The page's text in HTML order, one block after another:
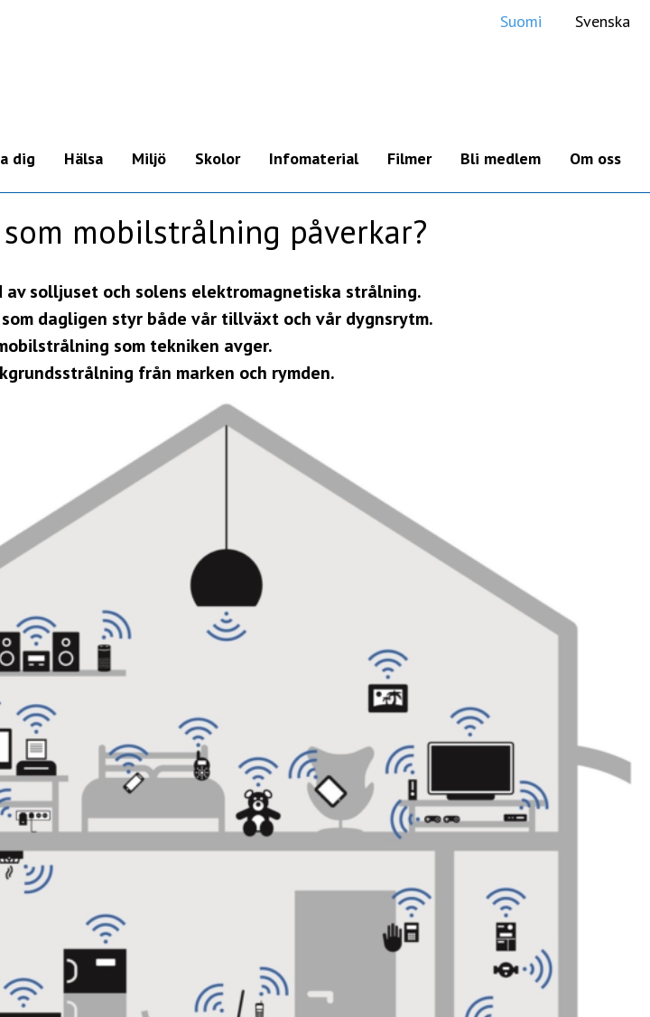
Suomi Svenska
dig
bredband &
Fi / WLAN-router
TV & spelkonsol
& hårfön
basstationer
& vattenmätare
Hälsa
Autism
demenssjukdomar
Depression &
psyket
Fertilitet
Huvudvärk
Sköldkörtelproblem
Miljö Skolor Infomaterial
Faktablad
Filmer Bli medlem Om oss
mobilstrålning påverkar?
solljuset och solens elektromagnetiska strålning.
dagligen styr både vår tillväxt och vår dygnsrytm.
som tekniken avger.
från marken och rymden.